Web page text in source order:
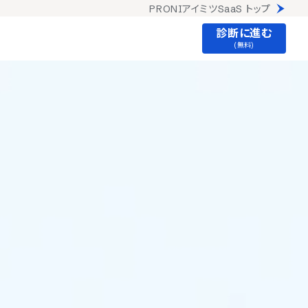
PRONIアイミツSaaS トップ
診断に進む
(無料)